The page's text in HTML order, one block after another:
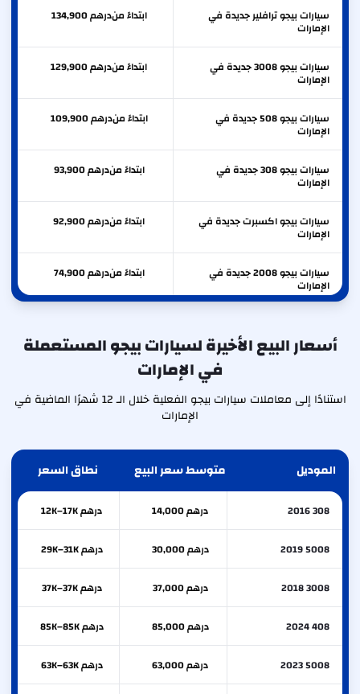
سيارات بيجو ترافلير جديدة في
الإمارات
ابتداءً من 134,900درهم
سيارات بيجو 3008 جديدة في
الإمارات
ابتداءً من 129,900درهم
سيارات بيجو 508 جديدة في
الإمارات
ابتداءً من 109,900درهم
سيارات بيجو 308 جديدة في
الإمارات
ابتداءً من 93,900درهم
سيارات بيجو اكسبرت جديدة في
الإمارات
ابتداءً من 92,900درهم
سيارات بيجو 2008 جديدة في
الإمارات
ابتداءً من 74,900درهم
الإمارات
سيارات بيجو 208 جديدة في ابتداءً من
أسعار البيع الأخيرة لسيارات بيجو المستعملة
في الإمارات
استنادًا إلى معاملات سيارات بيجو الفعلية خلال الـ 12 شهرًا الماضية في
الإمارات
الموديل متوسط سعر البيع نطاق السعر
308 2016 درهم 14,000 درهم 12K–17K
5008 2019 درهم 30,000 درهم 29K–31K
3008 2018 درهم 37,000 درهم 37K–37K
408 2024 درهم 85,000 درهم 85K–85K
5008 2023 درهم 63,000 درهم 63K–63K